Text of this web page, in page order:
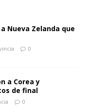
Nueva Zelanda que
0
a Corea y
de final
0